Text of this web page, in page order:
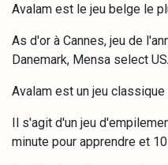
Avalam est le jeu belge le
As d'or à Cannes, jeu de
Danemark, Mensa select
Avalam est un jeu
Il s'agit d'un jeu
minute pour apprendre et